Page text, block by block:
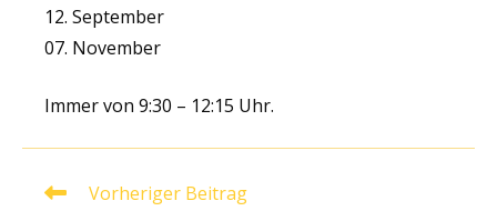
12. September
07. November
Immer von 9:30 – 12:15 Uhr.
WeitereVorheriger Beitrag